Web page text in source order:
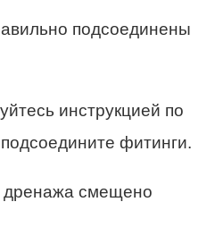
подсоединены
инструкцией по
фитинги.
дренажа смещено